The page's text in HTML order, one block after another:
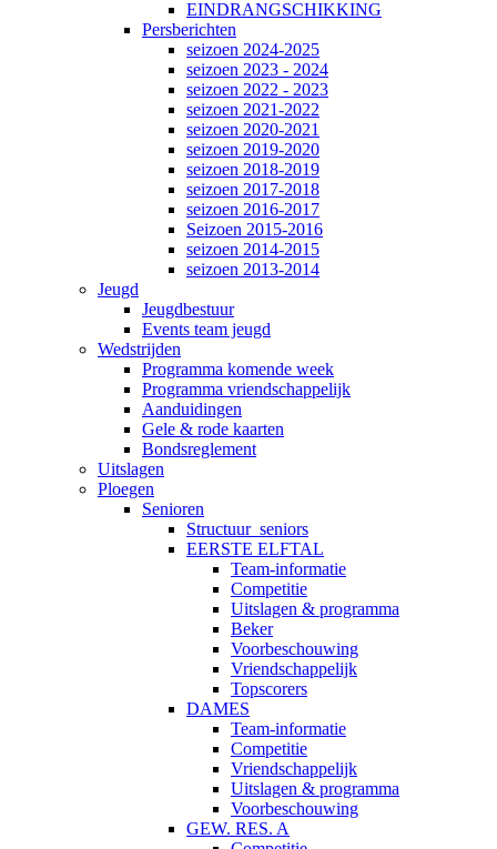
EINDRANGSCHIKKING
Persberichten
seizoen 2024-2025
seizoen 2023 - 2024
seizoen 2022 - 2023
seizoen 2021-2022
seizoen 2020-2021
seizoen 2019-2020
seizoen 2018-2019
seizoen 2017-2018
seizoen 2016-2017
Seizoen 2015-2016
seizoen 2014-2015
seizoen 2013-2014
Jeugd
Jeugdbestuur
Events team jeugd
Wedstrijden
Programma komende week
Programma vriendschappelijk
Aanduidingen
Gele & rode kaarten
Bondsreglement
Uitslagen
Ploegen
Senioren
Structuur_seniors
EERSTE ELFTAL
Team-informatie
Competitie
Uitslagen & programma
Beker
Voorbeschouwing
Vriendschappelijk
Topscorers
DAMES
Team-informatie
Competitie
Vriendschappelijk
Uitslagen & programma
Voorbeschouwing
GEW. RES. A